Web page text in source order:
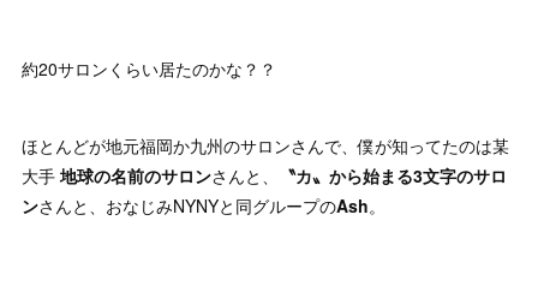
約20サロンくらい居たのかな？？
ほとんどが地元福岡か九州のサロンさんで、僕が知ってたのは某
大手地球の名前のサロンさんと、
〝カ〟から始まる3文字のサロ
ンさんと、おなじみNYNYと同グループのAsh。